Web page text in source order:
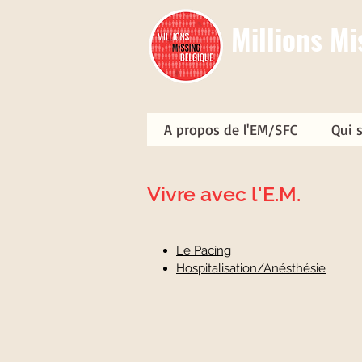
Millions
A propos de l'EM/SFC Qui
Vivre avec l'E.M.
Le Pacing
Hospitalisation/Anésthésie
A propos de l'EM/SFC Qui